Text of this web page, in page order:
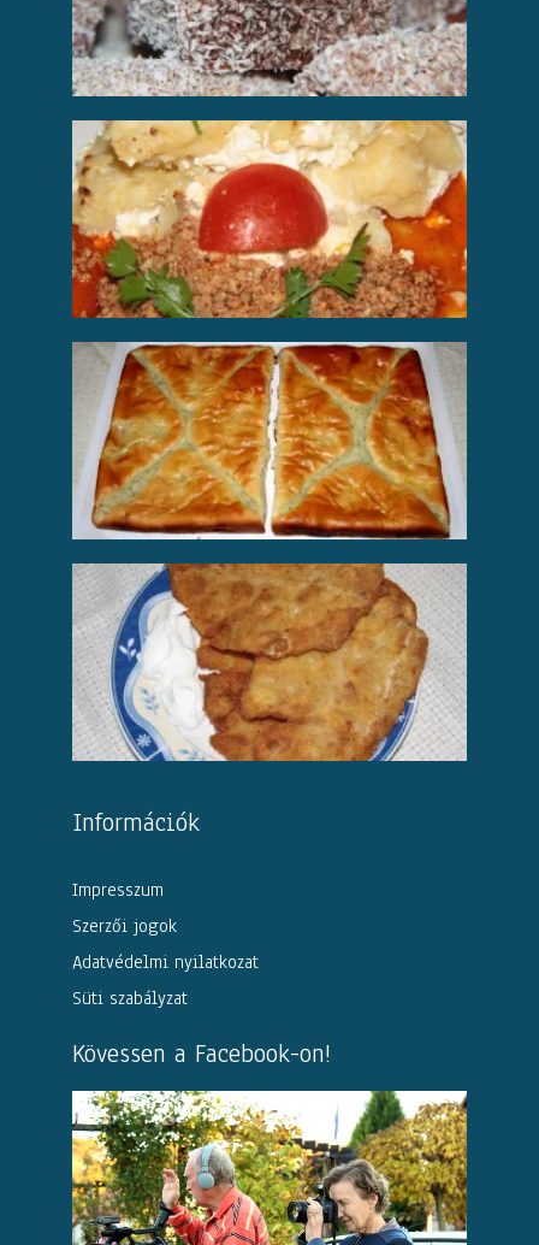
Információk
Impresszum
Szerzői jogok
Adatvédelmi nyilatkozat
Süti szabályzat
Kövessen a Facebook-on!